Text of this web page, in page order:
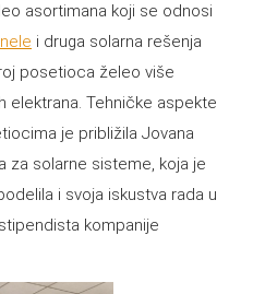
asortimana koji se odnosi
i druga solarna rešenja
posetioca želeo više
elektrana. Tehničke aspekte
je približila Jovana
za solarne sisteme, koja je
i svoja iskustva rada u
kompanije